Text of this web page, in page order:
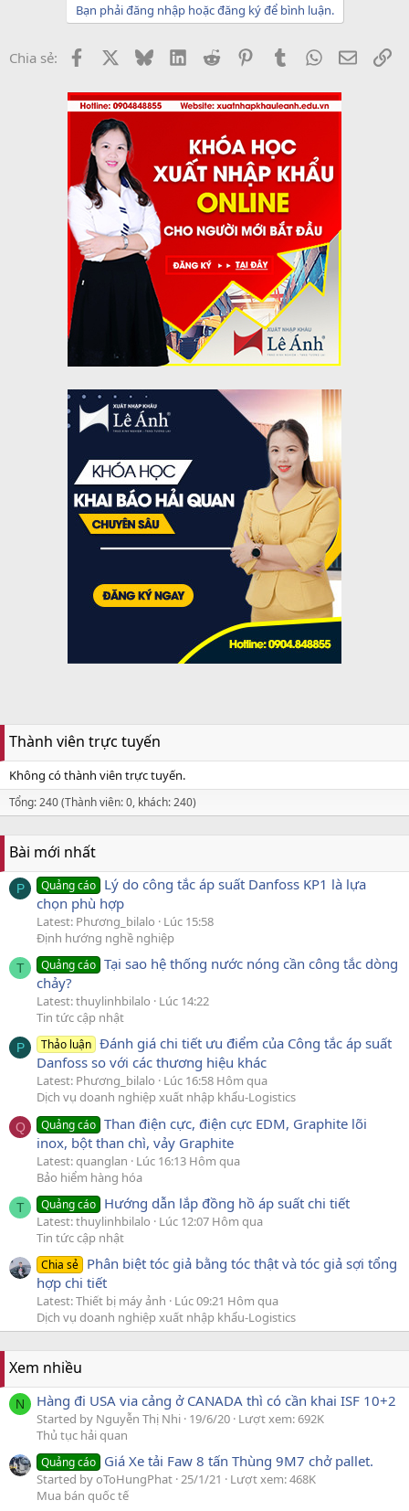
Bạn phải đăng nhập hoặc đăng ký để bình luận.
Chia sẻ: Facebook BlueskyLinkedInReddit PinterestTumblrWhatsApp
Email
Thành viên trực tuyến
Không có thành viên trực tuyến.
Tổng: 240 (Thành viên: 0, khách: 240)
Bài mới nhất
P Quảng cáo Lý do công tắc áp suất Danfoss KP1 là lựa
chọn phù hợp
Latest: Phương_bilalo
Lúc 15:58
Định hướng nghề nghiệp
T Quảng cáo Tại sao hệ thống nước nóng cần công tắc dòng
chảy?
Latest: thuylinhbilalo
Lúc 14:22
Tin tức cập nhật
P Thảo luận Đánh giá chi tiết ưu điểm của Công tắc áp suất
Danfoss so với các thương hiệu khác
Latest: Phương_bilalo
Lúc 16:58 Hôm qua
Dịch vụ doanh nghiệp xuất nhập khẩu-Logistics
Q Quảng cáo Than điện cực, điện cực EDM, Graphite lõi
inox, bột than chì, vảy Graphite
Latest: quanglan
Lúc 16:13 Hôm qua
Bảo hiểm hàng hóa
T Quảng cáo Hướng dẫn lắp đồng hồ áp suất chi tiết
Latest: thuylinhbilalo
Lúc 12:07 Hôm qua
Tin tức cập nhật
Chia sẻ Phân biệt tóc giả bằng tóc thật và tóc giả sợi tổng
hợp chi tiết
Latest: Thiết bị máy ảnh
Lúc 09:21 Hôm qua
Dịch vụ doanh nghiệp xuất nhập khẩu-Logistics
Xem nhiều
N Hàng đi USA via cảng ở CANADA thì có cần khai ISF 10+2
Started by Nguyễn Thị Nhi 19/6/20 Lượt xem: 692K
Thủ tục hải quan
Quảng cáo Giá Xe tải Faw 8 tấn Thùng 9M7 chở pallet.
Started by oToHungPhat 25/1/21
Lượt xem: 468K
Mua bán quốc tế